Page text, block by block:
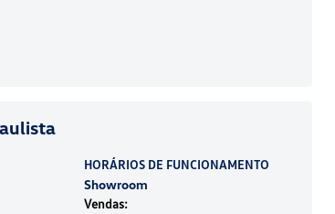
HORÁRIOS DE FUNCIONAMENTO
Showroom
Vendas: